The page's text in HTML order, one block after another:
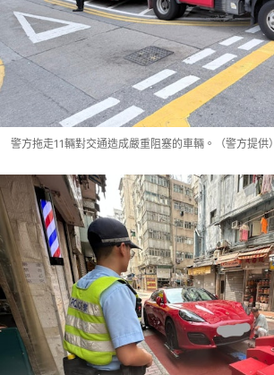
警方拖走11輛對交通造成嚴重阻塞的車輛。（警方提供）